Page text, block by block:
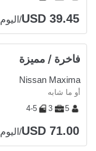
USD 39.45/اليوم
فاخرة / مميزة
Nissan Maxima
أو ما شابه
5
3
4-5
USD 71.00/اليوم